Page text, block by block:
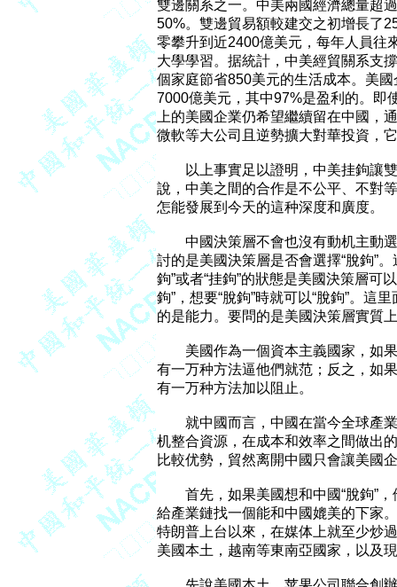
雙邊關系之一。中美兩國經濟總量超
50%。雙邊貿易額較建交之初增長了
零攀升到近2400億美元，每年人員往
大學學習。据統計，中美經貿關系支
個家庭節省850美元的生活成本。美
7000億美元，其中97%是盈利的。即
上的美國企業仍希望繼續留在中國，
微軟等大公司且逆勢擴大對華投資，
說，中美之間的合作是不公平、不對
怎能發展到今天的這种深度和廣度。
討的是美國決策層是否會選擇“脫鉤”
鉤”或者“挂鉤”的狀態是美國決策層可
鉤”，想要“脫鉤”時就可以“脫鉤”。這
的是能力。要問的是美國決策層實質
有一万种方法逼他們就范；反之，如
有一万种方法加以阻止。
机整合資源，在成本和效率之間做出
比較优勢，貿然离開中國只會讓美國
給產業鏈找一個能和中國媲美的下家
特朗普上台以來，在媒体上就至少炒
美國本土，越南等東南亞國家，以及